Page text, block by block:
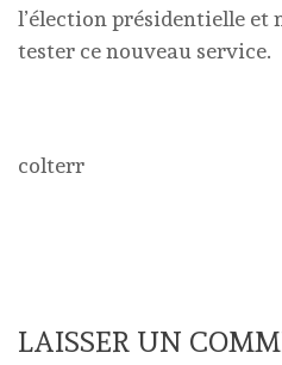
l’élection présidentielle et
tester ce nouveau service.
colterr
LAISSER UN